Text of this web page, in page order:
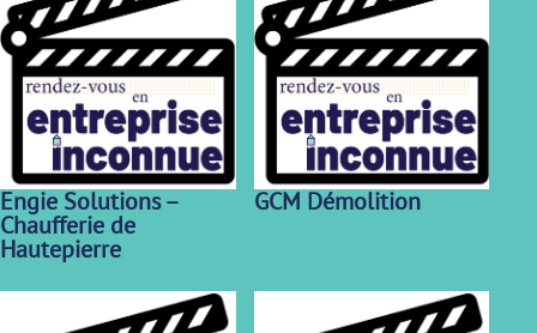
Engie Solutions –
Chaufferie de
Hautepierre
GCM Démolition